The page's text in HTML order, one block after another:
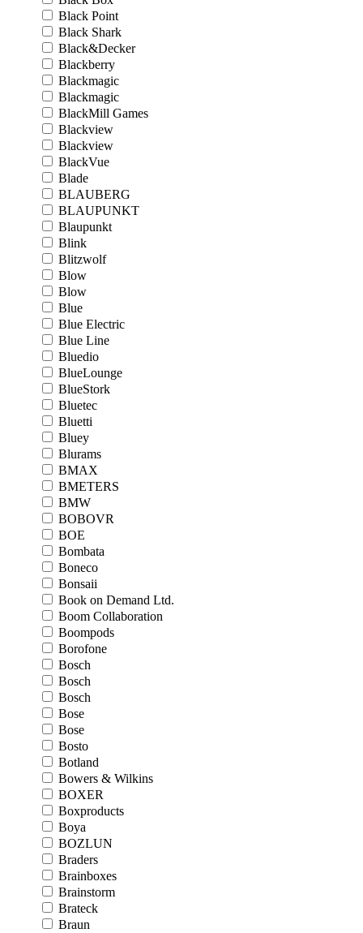
Black Point
Black Shark
Black&Decker
Blackberry
Blackmagic
Blackmagic
BlackMill Games
Blackview
Blackview
BlackVue
Blade
BLAUBERG
BLAUPUNKT
Blaupunkt
Blink
Blitzwolf
Blow
Blow
Blue
Blue Electric
Blue Line
Bluedio
BlueLounge
BlueStork
Bluetec
Bluetti
Bluey
Blurams
BMAX
BMETERS
BMW
BOBOVR
BOE
Bombata
Boneco
Bonsaii
Book on Demand Ltd.
Boom Collaboration
Boompods
Borofone
Bosch
Bosch
Bosch
Bose
Bose
Bosto
Botland
Bowers & Wilkins
BOXER
Boxproducts
Boya
BOZLUN
Braders
Brainboxes
Brainstorm
Brateck
Braun